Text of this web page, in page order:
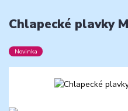
Chlapecké plavky
Novinka